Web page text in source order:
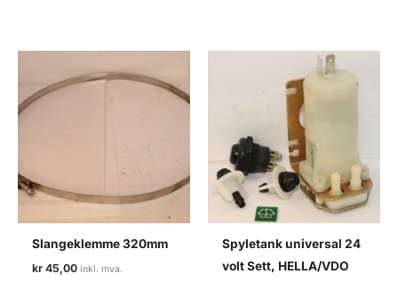
Slangeklemme 320mm
kr 45,00
Spyletank universal 24
volt Sett, HELLA/VDO